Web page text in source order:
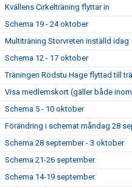
Kvällens Cirkelträning flyttar in
Schema 19 - 24 oktober
Multiträning Storvreten inställd idag
Schema 12 - 17 oktober
Träningen Rödstu Hage flyttad till
Visa medlemskort (gäller både
Schema 5 - 10 oktober
Förändring i schemat måndag 28
Schema 28 september - 3 oktober
Schema 21-26 september
Schema 14-19 september